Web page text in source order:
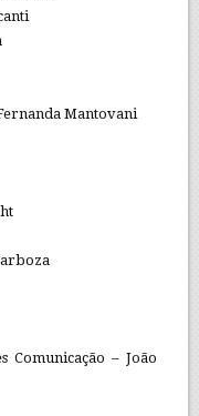
Mantovani
Comunicação – João